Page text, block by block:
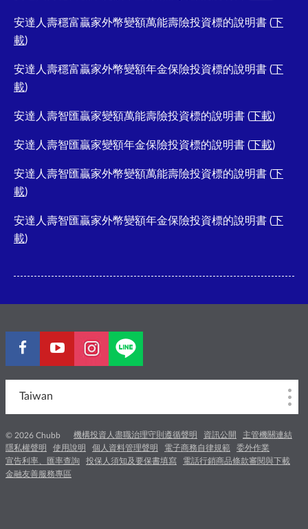
安達人壽穩富贏家外幣變額萬能壽險投資標的說明書 ( 下
載)
安達人壽穩富贏家外幣變額年金保險投資標的說明書 ( 下
載)
安達人壽智匯贏家變額萬能壽險投資標的說明書 ( 下載)
安達人壽智匯贏家變額年金保險投資標的說明書 ( 下載)
安達人壽智匯贏家外幣變額萬能壽險投資標的說明書 ( 下
載)
安達人壽智匯贏家外幣變額年金保險投資標的說明書 ( 下
載)
Taiwan
© 2026 Chubb 機構投資人盡職治理守則遵循聲明 資訊公開
主管機關連結
隱私權聲明
使用說明 個人資料管理聲明 電子商務自律規範
委外作業
宣告利率、匯率查詢
投保人須知及要保書填寫
電話行銷商品條款審閱與下載
金融友善服務專區